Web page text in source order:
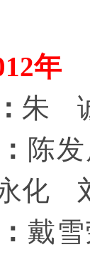
年
朱
陈
化
戴